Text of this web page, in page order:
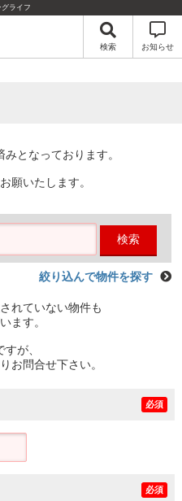
ライフ
検索 お知らせ
となっております。
願いたします。
検索
絞り込んで物件を探す
れていない物件も
ます。
が、
お問合せ下さい。
必須
必須